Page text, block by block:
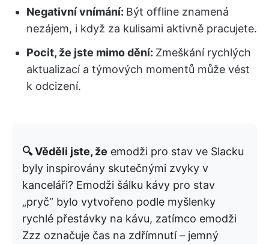
Negativní vnímání: Být offline znamená
nezájem, i když za kulisami aktivně pracujete.
Pocit, že jste mimo dění: Zmeškání rychlých
aktualizací a týmových momentů může vést
k odcizení.
🔍 Věděli jste, že emodži pro stav ve Slacku
byly inspirovány skutečnými zvyky v
kanceláři? Emodži šálku kávy pro stav
„pryč“ bylo vytvořeno podle myšlenky
rychlé přestávky na kávu, zatímco emodži
Zzz označuje čas na zdřímnutí – jemný